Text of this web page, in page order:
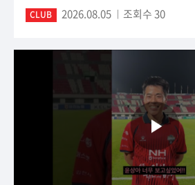
CLUB 2026.08.05 조회수 30